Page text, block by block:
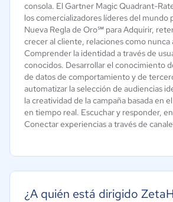
consola. El Gartner Magic Quadrant-
los comercializadores líderes del mundo
Nueva Regla de Oro℠ para Adquirir,
crecer al cliente, relaciones como nunca
Comprender la identidad a través de
conocidos. Desarrollar el conocimiento
de datos de comportamiento y de
automatizar la selección de audiencias
la creatividad de la campaña basada en
en tiempo real. Escuchar y responder,
Conectar experiencias a través de
¿A quién está dirigido